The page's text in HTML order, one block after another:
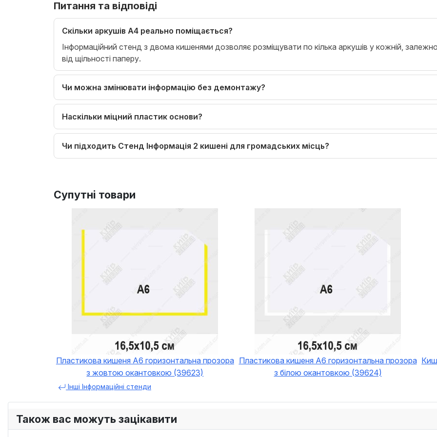
Питання та відповіді
Скільки аркушів А4 реально поміщається?
Інформаційний стенд з двома кишенями дозволяє розміщувати по кілька аркушів у кожній,
від щільності паперу.
Чи можна змінювати інформацію без демонтажу?
Наскільки міцний пластик основи?
Чи підходить Стенд Інформація 2 кишені для громадських місць?
Супутні товари
Пластикова кишеня А6 горизонтальна прозора
з жовтою окантовкою (39623)
Пластикова кишеня А6 горизонтальна прозора
з білою окантовкою (39624)
Інші Інформаційні стенди
Також вас можуть зацікавити